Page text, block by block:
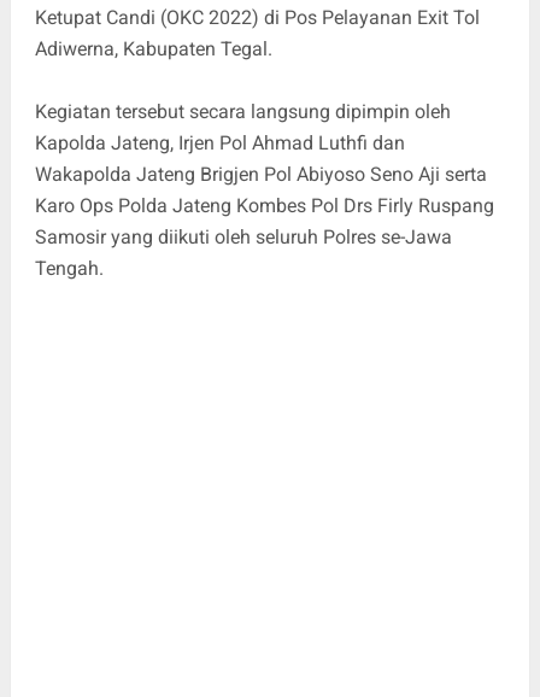
Ketupat Candi (OKC 2022) di Pos Pelayanan Exit Tol
Adiwerna, Kabupaten Tegal.
Kegiatan tersebut secara langsung dipimpin oleh
Kapolda Jateng, Irjen Pol Ahmad Luthfi dan
Wakapolda Jateng Brigjen Pol Abiyoso Seno Aji serta
Karo Ops Polda Jateng Kombes Pol Drs Firly Ruspang
Samosir yang diikuti oleh seluruh Polres se-Jawa
Tengah.